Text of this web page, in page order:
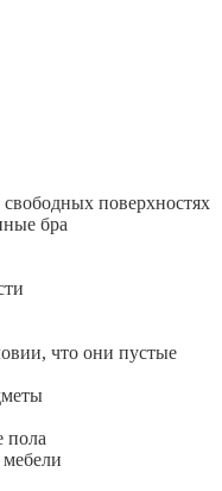
поверхностях
бра
что они пустые
пола